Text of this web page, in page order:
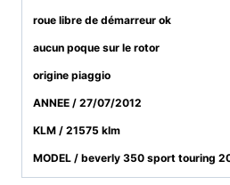
roue libre de démarreur ok
aucun poque sur le rotor
origine piaggio
ANNEE / 27/07/2012
KLM / 21575 klm
MODEL / beverly 350 sport touring